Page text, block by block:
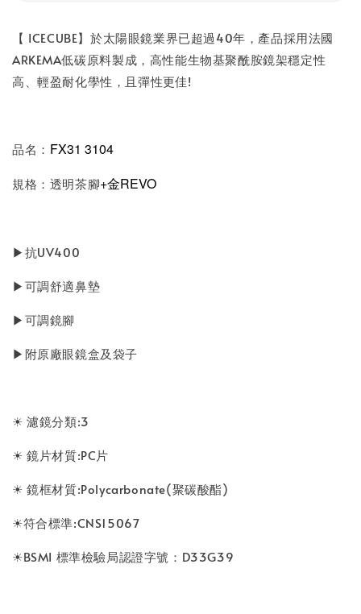
【 ICECUBE】於太陽眼鏡業界已超過40年，產品採用法國
ARKEMA低碳原料製成，高性能生物基聚酰胺鏡架穩定性
高、輕盈耐化學性，且彈性更佳!
品名： FX31 3104
規格：透明茶腳+金REVO
▶抗UV400
▶可調舒適鼻墊
▶可調鏡腳
▶附原廠眼鏡盒及袋子
☀ 濾鏡分類:3
☀ 鏡片材質:PC片
☀ 鏡框材質:Polycarbonate(聚碳酸酯)
☀符合標準:CNS15067
☀BSMI 標準檢驗局認證字號：D33G39